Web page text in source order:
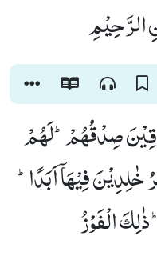
الرَّحِیْمِ
صِدْقُهُمْؕ-لَهُمْ
فِیْهَاۤ اَبَدًاؕ-
الْفَوْزُ